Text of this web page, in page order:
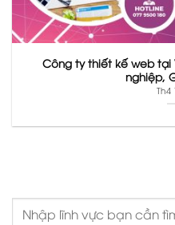
Công ty thiết kế web tại
nghiệp,
Th4